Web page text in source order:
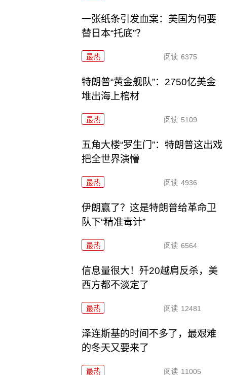
一张纸条引发血案：美国为何要
替日本“托底”？
最热 阅读 6375
特朗普“黄金舰队”：2750亿美金
堆出海上棺材
最热 阅读 5109
五角大楼“罗生门”：特朗普这出戏
把全世界演懵
最热 阅读 4936
伊朗赢了？这是特朗普给革命卫
队下“精准毒计”
最热 阅读 6564
信息量很大！歼20越肩反杀，美
西方都不淡定了
最热 阅读 12481
泽连斯基的时间不多了，最艰难
的冬天又要来了
最热 阅读 11005